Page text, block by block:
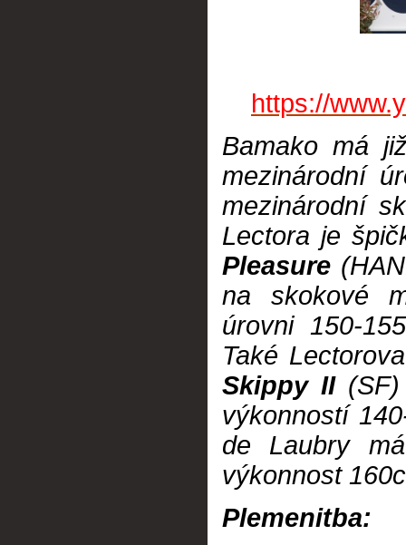
https://
Bamako má
mezinárodní
mezinárodní
Lectora je
Pleasure
na skokové
úrovni 150-
Také
Skippy II(SF)
výkonností
de Laubry
výkonnost
Plemenitba: